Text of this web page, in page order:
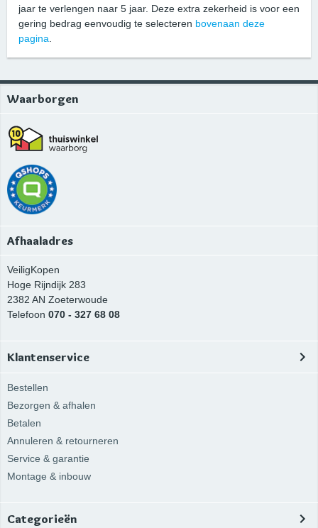
jaar te verlengen naar 5 jaar. Deze extra zekerheid is voor een
gering bedrag eenvoudig te selecteren bovenaan deze
pagina
Waarborgen
Afhaaladres
VeiligKopen
Hoge Rijndijk 283
2382 AN Zoeterwoude
Telefoon 070 - 327 68 08
Klantenservice
Bestellen
Bezorgen & afhalen
Betalen
Annuleren & retourneren
Service & garantie
Montage & inbouw
Categorieën